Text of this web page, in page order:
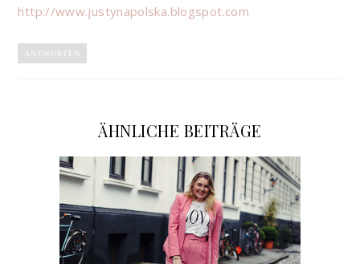
http://www.justynapolska.blogspot.com
ANTWORTEN
ÄHNLICHE BEITRÄGE